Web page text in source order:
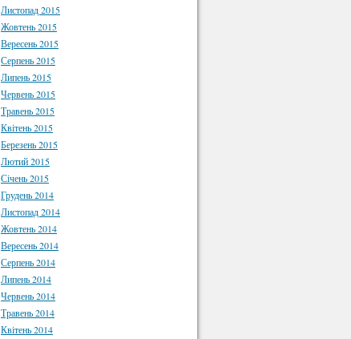
Листопад 2015
Жовтень 2015
Вересень 2015
Серпень 2015
Липень 2015
Червень 2015
Травень 2015
Квітень 2015
Березень 2015
Лютий 2015
Січень 2015
Грудень 2014
Листопад 2014
Жовтень 2014
Вересень 2014
Серпень 2014
Липень 2014
Червень 2014
Травень 2014
Квітень 2014